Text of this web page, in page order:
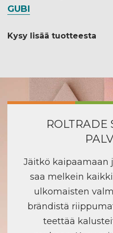
GUBI
Kysy lisää tuotteesta
ROLTRADE
Jäitkö kaipaamaan
saa melkein
ulkomaisten
brändistä
teettää